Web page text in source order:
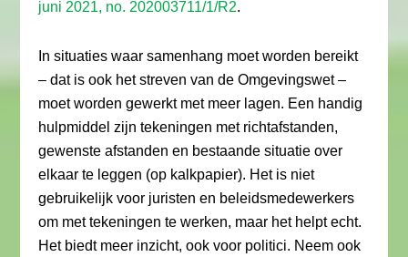
juni 2021, no. 202003711/1/R2.
In situaties waar samenhang moet worden bereikt
– dat is ook het streven van de Omgevingswet –
moet worden gewerkt met meer lagen. Een handig
hulpmiddel zijn tekeningen met richtafstanden,
gewenste afstanden en bestaande situatie over
elkaar te leggen (op kalkpapier). Het is niet
gebruikelijk voor juristen en beleidsmedewerkers
om met tekeningen te werken, maar het helpt echt.
Het biedt meer inzicht, ook voor politici. Neem ook